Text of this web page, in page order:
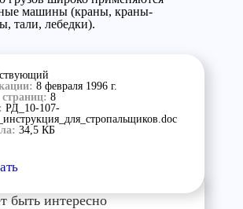
машины (краны, краны-
тали, лебедки).
8 февраля 1996 г.
8
РД_10-107-
34,5 КБ
быть интересно